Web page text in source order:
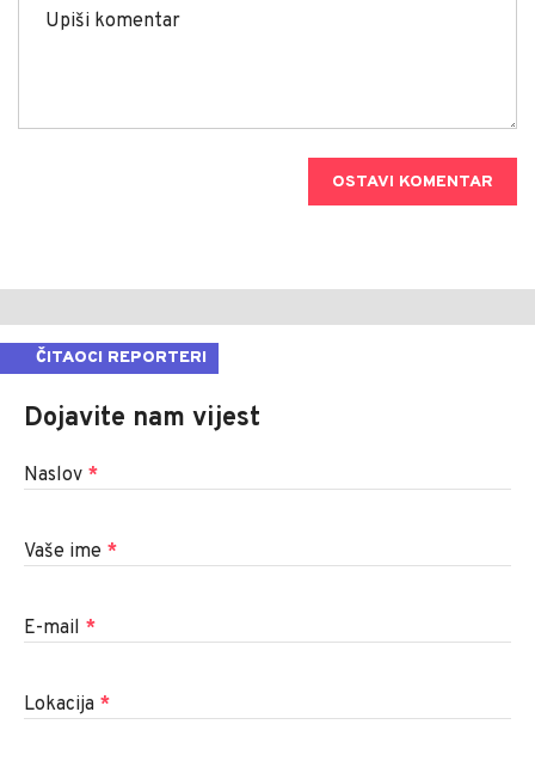
OSTAVI KOMENTAR
ČITAOCI REPORTERI
Dojavite nam vijest
Naslov *
Vaše ime *
E-mail *
Lokacija *